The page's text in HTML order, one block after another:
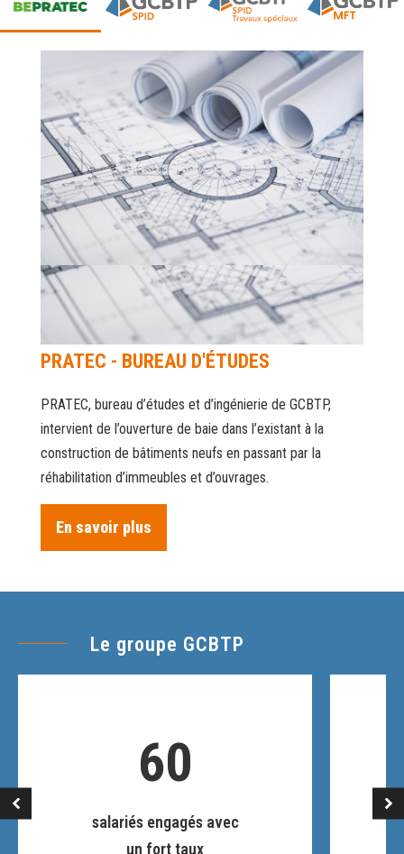
PRATEC - BUREAU D'ÉTUDES
PRATEC, bureau d’études et d’ingénierie de GCBTP,
intervient de l’ouverture de baie dans l’existant à la
construction de bâtiments neufs en passant par la
réhabilitation d’immeubles et d’ouvrages.
En savoir plus
Le groupe GCBTP
60
salariés engagés avec
un fort taux